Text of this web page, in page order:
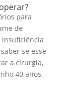
para
de
se esse
a cirurgia,
40 anos.